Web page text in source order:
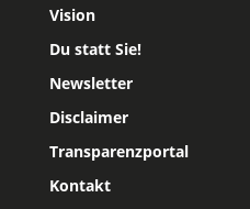
Vision
Du statt Sie!
Newsletter
Disclaimer
Transparenzportal
Kontakt